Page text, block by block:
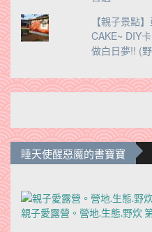
【親子景點
CAKE~ DIY
做白日夢!! (
睡天使醒惡魔的書寶寶
親子愛露營。營地.生態.野炊